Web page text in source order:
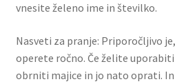
vnesite želeno ime in številko.
Nasveti za pranje: Priporočljivo
operete ročno. Če želite
obrniti majice in jo nato oprati.